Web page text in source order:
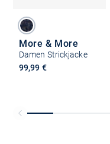
More & More
Damen Strickjacke
99,99 €